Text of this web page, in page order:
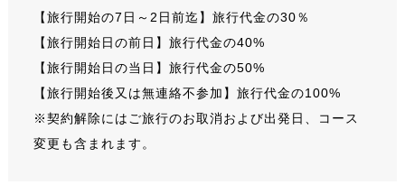
【旅行開始の7日～2日前迄】旅行代金の30％
【旅行開始日の前日】旅行代金の40%
【旅行開始日の当日】旅行代金の50%
【旅行開始後又は無連絡不参加】旅行代金の100%
※契約解除にはご旅行のお取消および出発日、コース
変更も含まれます。